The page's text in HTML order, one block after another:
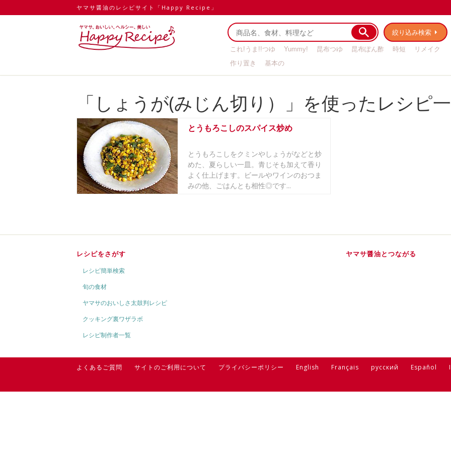
ヤマサ醤油のレシピサイト「Happy Recipe」
絞り込み検索
これ!うま!!つゆ Yummy! 昆布つゆ 昆布ぽん酢 時短
リメイク
作り置き
基本の
「しょうが(みじん切り）」を使ったレシピ
とうもろこしのスパイス炒め
とうもろこしをクミンやしょうがなどと炒
めた、夏らしい一皿。青じそも加えて香り
よく仕上げます。ビールやワインのおつま
みの他、ごはんとも相性◎です...
レシピをさがす
レシピ簡単検索
旬の食材
ヤマサのおいしさ太鼓判レシピ
クッキング裏ワザラボ
レシピ制作者一覧
ヤマサ醤油とつながる
よくあるご質問 サイトのご利用について プライバシーポリシー English Français русский Español